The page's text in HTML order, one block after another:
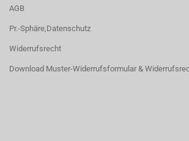
AGB
Pr.-Sphäre,Datenschutz
Widerrufsrecht
Download Muster-Widerrufsformular &